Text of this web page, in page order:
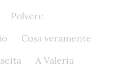
Polvere
Cosa veramente
A Valeria